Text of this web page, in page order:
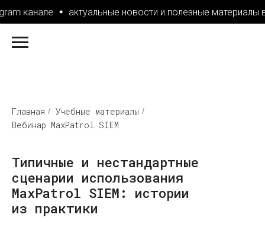
канале актуальные новости и полезные материалы
Главная / Учебные материалы /
Вебинар MaxPatrol SIEM
Типичные и нестандартные
сценарии использования
MaxPatrol SIEM: истории
из практики